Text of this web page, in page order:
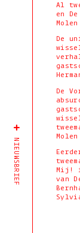
NIEUWSBRIEF
Al
en
De
De
Mij!
van